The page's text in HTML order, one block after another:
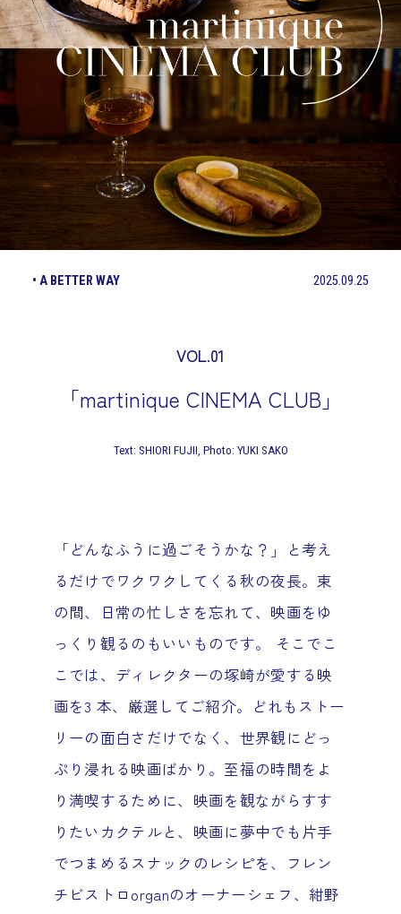
• A BETTER WAY 2025.09.25
VOL.01
「martinique CINEMA CLUB」
Text: SHIORI FUJII, Photo: YUKI SAKO
「どんなふうに過ごそうかな？」と考え
るだけでワクワクしてくる秋の夜長。束
の間、日常の忙しさを忘れて、映画をゆ
っくり観るのもいいものです。 そこでこ
こでは、ディレクターの塚崎が愛する映
画を3 本、厳選してご紹介。どれもストー
リーの面白さだけでなく、世界観にどっ
ぷり浸れる映画ばかり。至福の時間をよ
り満喫するために、映画を観ながらすす
りたいカクテルと、映画に夢中でも片手
でつまめるスナックのレシピを、フレン
チビストロorganのオーナーシェフ、紺野